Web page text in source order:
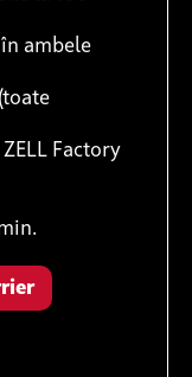
ambele
Factory